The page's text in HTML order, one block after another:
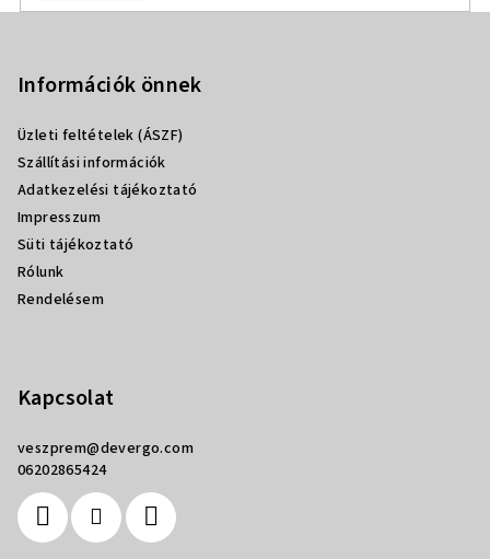
Információk önnek
Üzleti feltételek (ÁSZF)
Szállítási információk
Adatkezelési tájékoztató
Impresszum
Süti tájékoztató
Rólunk
Rendelésem
Kapcsolat
veszprem@devergo.com
06202865424